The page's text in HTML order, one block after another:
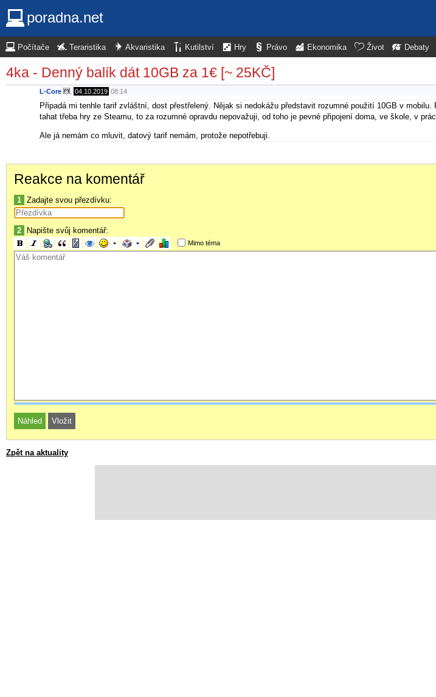
poradna.net
Počítače Teraristika Akvaristika Kutilství Hry Právo Ekonomika Život Debaty
4ka - Denný balík dát 10GB za 1€ [~ 25KČ]
L-Core 04.10.2019 08:14
Připadá mi tenhle tarif zvláštní, dost přestřelený. Nějak si nedokážu představit rozumné použití 10GB v
tahat třeba hry ze Steamu, to za rozumné opravdu nepovažuji, od toho je pevné připojení doma, ve škole, v
Ale já nemám co mluvit, datový tarif nemám, protože nepotřebuji.
Reakce na komentář
1 Zadajte svou přezdívku:
2 Napište svůj komentář:
Mimo téma
Zpět na aktuality